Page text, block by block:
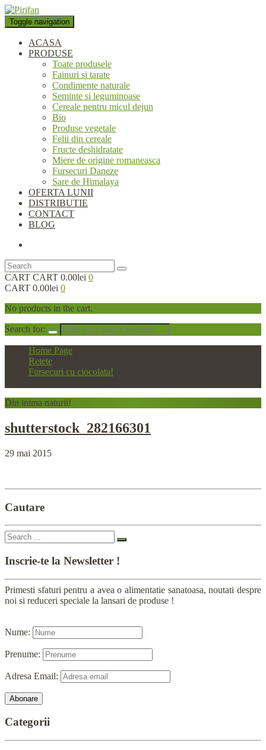
Toggle navigation
ACASA
PRODUSE
Toate produsele
Fainuri si tarate
Condimente naturale
Seminte si leguminoase
Cereale pentru micul dejun
Bio
Produse vegetale
Felii din cereale
Fructe deshidratate
Miere de origine romaneasca
Fursecuri Daneze
Sare de Himalaya
OFERTA LUNII
DISTRIBUTIE
CONTACT
BLOG
CART CART 0.00lei 0
CART 0.00lei 0
No products in the cart.
Search for:
Home Page
Retete
Fursecuri cu ciocolata!
Din inima naturii!
shutterstock_282166301
29 mai 2015
Cautare
Inscrie-te la Newsletter !
Primesti sfaturi pentru a avea o alimentatie sanatoasa, noutati despre
noi si reduceri speciale la lansari de produse !
Nume:
Prenume:
Adresa Email:
Categorii
personaliza conținutul și anunțurile, pentru a oferi funcții de rețele
sociale și pentru a analiza traficul. De asemenea, le oferim partenerilor
de rețele sociale, de publicitate și de analize informații cu privire la
modul în care folosiți site-ul nostru. Aceștia le pot combina cu alte
informații oferite de dvs. sau culese în urma folosirii serviciilor lor.
Okay, thanks